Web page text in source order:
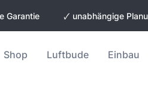
Garantie 🗸 unabhängige
Shop Luftbude Einbau